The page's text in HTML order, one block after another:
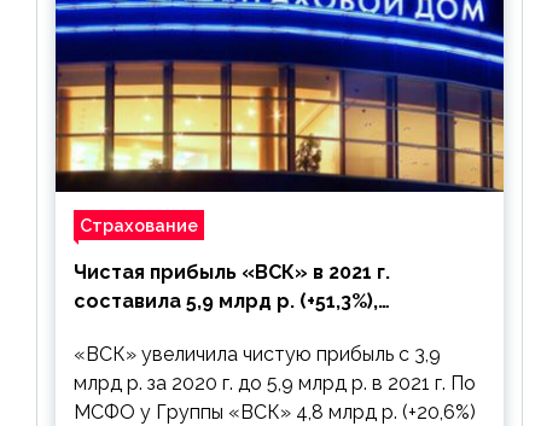
Страхование
Чистая прибыль «ВСК» в 2021 г.
составила 5,9 млрд р. (+51,3%),
выплачивать
«ВСК» увеличила чистую прибыль с 3,9
млрд р. за 2020 г. до 5,9 млрд р. в 2021 г. По
МСФО у Группы «ВСК» 4,8 млрд р. (+20,6%)